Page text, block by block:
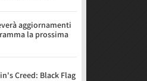
aggiornamenti
la prossima
Creed: Black Flag